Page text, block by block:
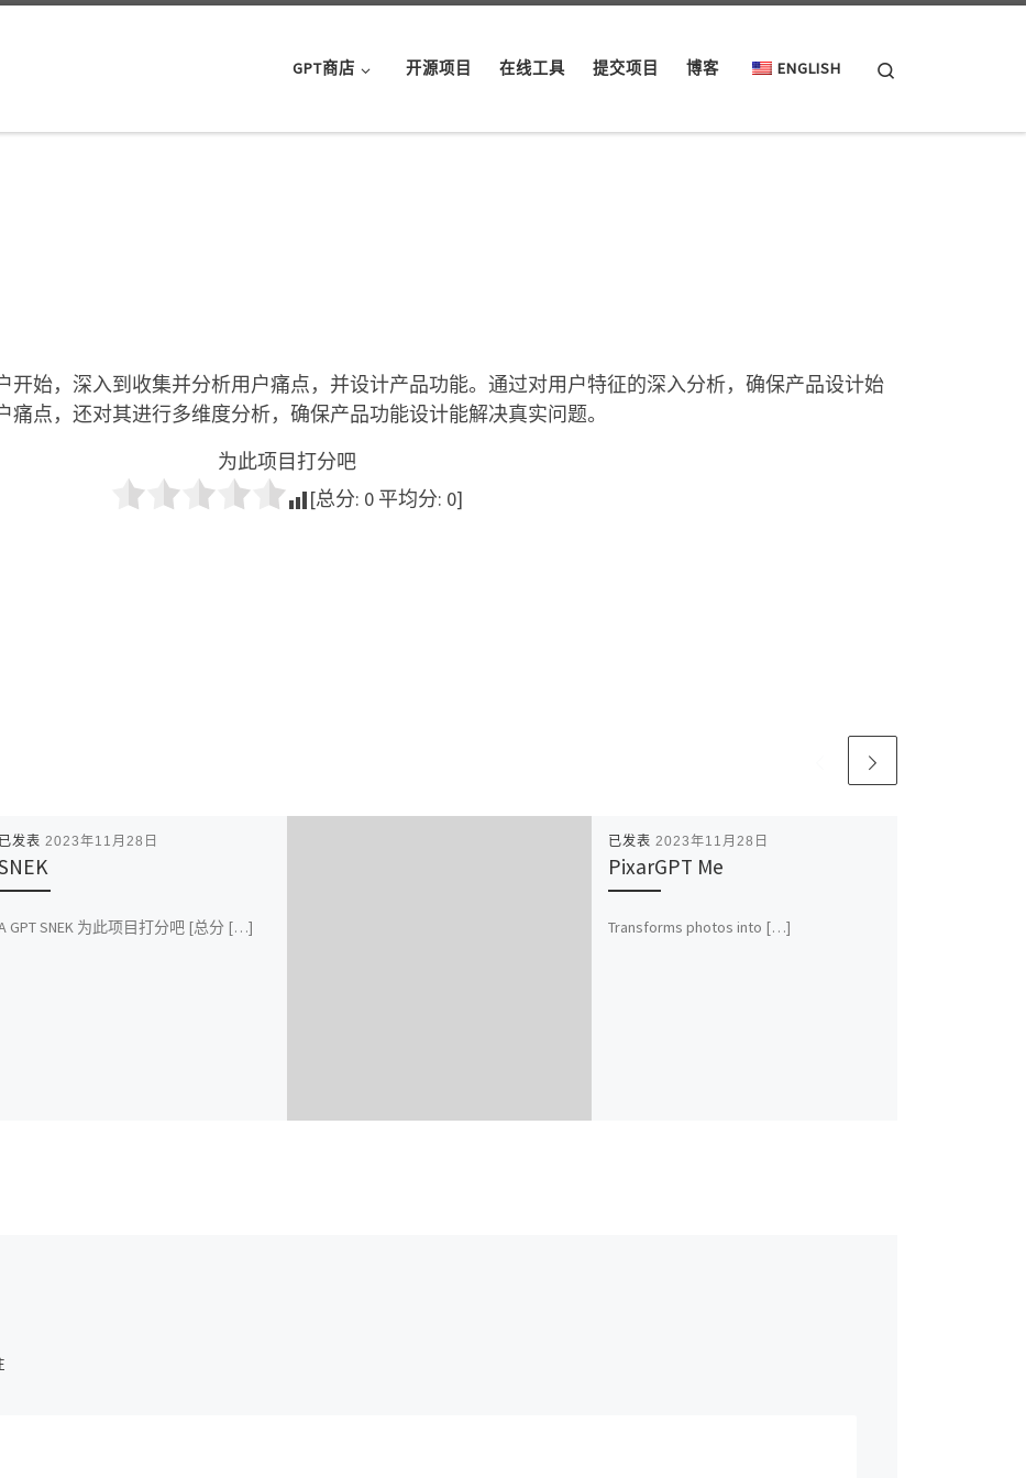
GPT商店 开源项目 在线工具 提交项目 博客 ENGLISH
开始，深入到收集并分析用户痛点，并设计产品功能。通过对用户特征的深入分析，确保产品设计始
点，还对其进行多维度分析，确保产品功能设计能解决真实问题。
为此项目打分吧
[总分: 0 平均分: 0]
已发表 2023年11月28日
GPT SNEK 为此项目打分吧 [总分 […]
已发表 2023年11月28日
PixarGPT Me
Transforms photos into […]